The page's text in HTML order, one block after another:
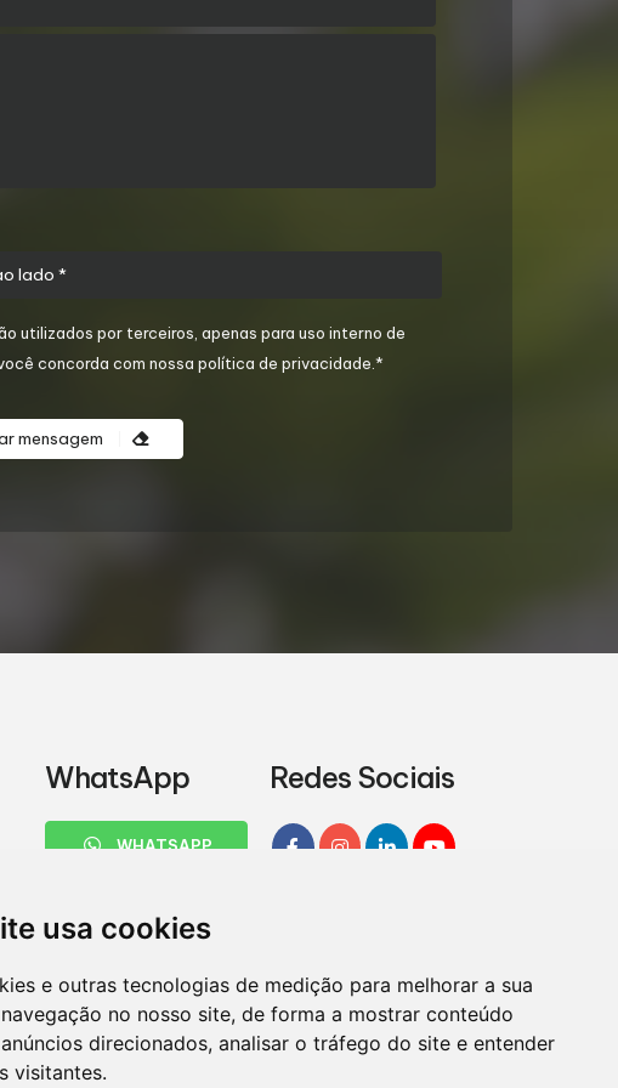
usa cookies
e outras tecnologias de medição para melhorar a sua
no nosso site, de forma a mostrar conteúdo
direcionados, analisar o tráfego do site e entender
visitantes.
utilizados por terceiros, apenas para uso interno de
você concorda com nossa política de privacidade.*
mensagem
WhatsApp
WHATSAPP
Redes Sociais